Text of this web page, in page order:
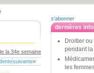
la 34e semaine
suivante»
s'abonner
dernières
Droitier
pendant
les